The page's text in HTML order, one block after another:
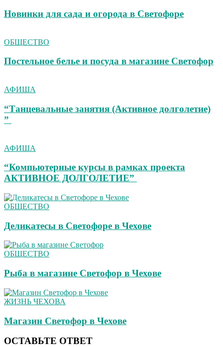
Новинки для сада и огорода в Светофоре
ОБЩЕСТВО
Постельное белье и посуда в магазине Светофор
АФИША
“Танцевальные занятия (Активное долголетие)
”
АФИША
“Компьютерные курсы в рамках проекта
АКТИВНОЕ ДОЛГОЛЕТИЕ”
ОБЩЕСТВО
Деликатесы в Светофоре в Чехове
ОБЩЕСТВО
Рыба в магазине Светофор в Чехове
ЖИЗНЬ ЧЕХОВА
Магазин Светофор в Чехове
ОСТАВЬТЕ ОТВЕТ